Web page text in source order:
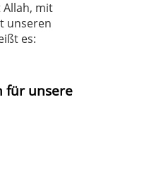
Allah, mit
unseren
es:
für unsere